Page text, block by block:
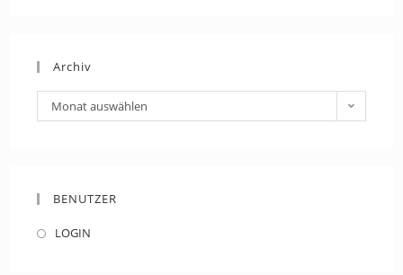
Archiv
Archiv
Monat auswählen
BENUTZER
LOGIN